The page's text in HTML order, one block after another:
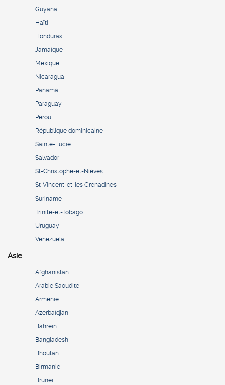
Guyana
Haïti
Honduras
Jamaïque
Mexique
Nicaragua
Panamá
Paraguay
Pérou
République dominicaine
Sainte-Lucie
Salvador
St-Christophe-et-Niévès
St-Vincent-et-les Grenadines
Suriname
Trinité-et-Tobago
Uruguay
Venezuela
Asie
Afghanistan
Arabie Saoudite
Arménie
Azerbaïdjan
Bahreïn
Bangladesh
Bhoutan
Birmanie
Brunei